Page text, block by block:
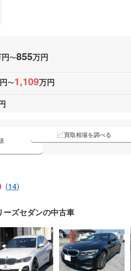
〜855万円
〜1,109万円
買取相場を調べる
(14)
ーズセダンの中古車